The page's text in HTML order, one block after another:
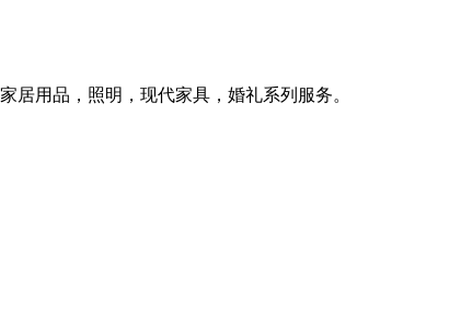
居用品，照明，现代家具，婚礼系列服务。